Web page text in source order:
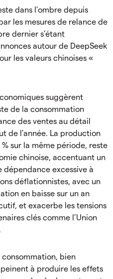
dans l’ombre depuis
les mesures de relance de
dernier s’étant
autour de DeepSeek
les valeurs chinoises «
suggèrent
de la consommation
des ventes au détail
de l’année. La production
sur la même période, reste
chinoise, accentuant un
excessive à
déflationnistes, avec un
en baisse sur un an
et exacerbe les tensions
clés comme l’Union
consommation, bien
à produire les effets